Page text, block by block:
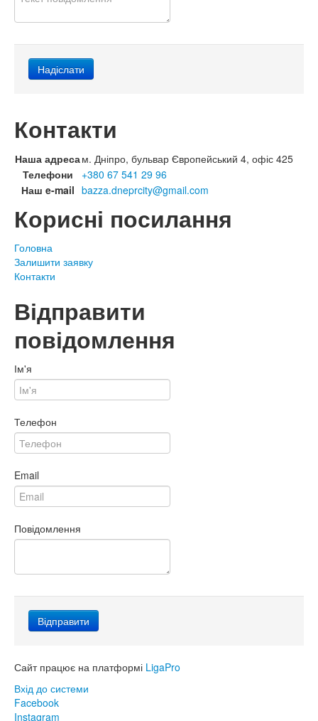
Контакти
Наша адресам. Дніпро, бульвар Європейський 4, офіс 425
Телефони
+380 67 541 29 96
Наш e-mail bazza.dneprcity@gmail.com
Корисні посилання
Головна
Залишити заявку
Контакти
Відправити
повідомлення
Ім'я
Телефон
Email
Повідомлення
Сайт працює на платформі LigaPro
Вхід до системи
Facebook
Instagram